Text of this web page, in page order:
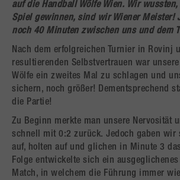
auf die Handball Wölfe Wien. Wir
Spiel gewinnen, sind wir Wiener Meister!
noch 40 Minuten zwischen uns und dem
Nach dem erfolgreichen Turnier in Rovinj
resultierenden Selbstvertrauen war
Wölfe ein zweites Mal zu schlagen und
sichern, noch größer! Dementsprechend
die Partie!
Zu Beginn merkte man unsere Nervosität
schnell mit 0:2 zurück. Jedoch gaben wir
auf, holten auf und glichen in Minute 3
Folge entwickelte sich ein
Match, in welchem die Führung immer